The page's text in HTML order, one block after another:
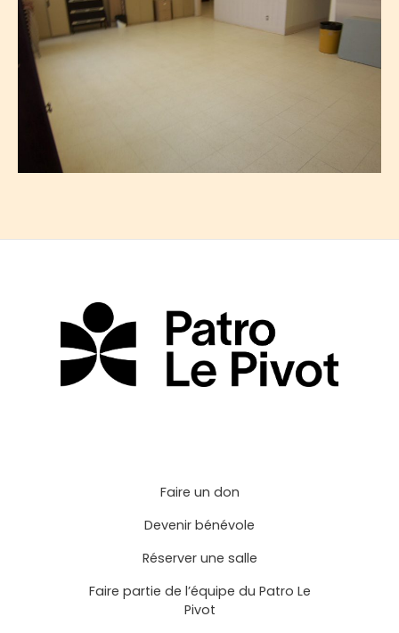
Faire un don
Devenir bénévole
Réserver une salle
Faire partie de l’équipe du Patro Le
Pivot